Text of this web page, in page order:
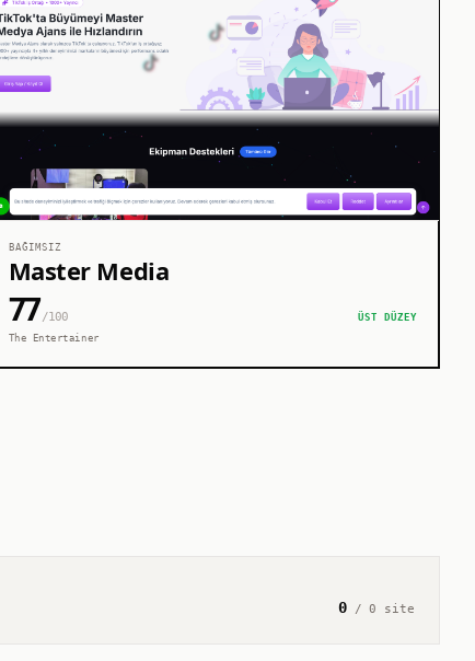
BAĞIMSIZ
Master Media
77/100
ÜST DÜZEY
The Entertainer
0/0 site